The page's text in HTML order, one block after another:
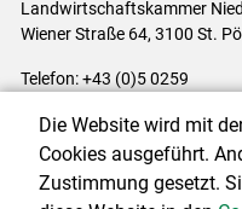
Landwirtschaftskammer
Wiener Straße 64, 3100 St.
Telefon: +43 (0)5 0259
Impressum|Kontakt|
Cookie-Einstellungen
Die Website wird mit
Cookies ausgeführt.
Zustimmung gesetzt.